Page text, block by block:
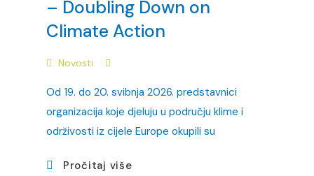
– Doubling Down on
Climate Action
Novosti
Od 19. do 20. svibnja 2026. predstavnici
organizacija koje djeluju u području klime i
održivosti iz cijele Europe okupili su
Pročitaj više